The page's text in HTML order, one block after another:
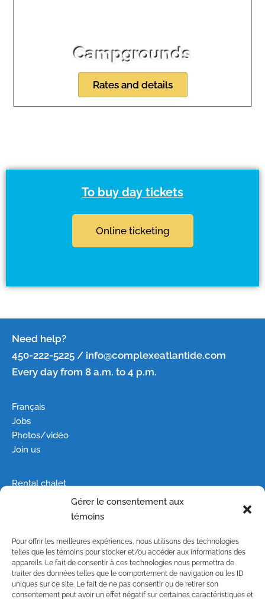
Gérer le consentement aux
témoins
Pour offrir les meilleures expériences, nous utilisons des technologies
telles que les témoins pour stocker et/ou accéder aux informations des
appareils. Le fait de consentir à ces technologies nous permettra de
traiter des données telles que le comportement de navigation ou les ID
uniques sur ce site. Le fait de ne pas consentir ou de retirer son
consentement peut avoir un effet négatif sur certaines caractéristiques et
Campgrounds
Rates and details
To buy day tickets
Online ticketing
Need help?
450-222-5225 / info@complexeatlantide.com
Every day from 8 a.m. to 4 p.m.
Français
Jobs
Photos/vidéo
Join us
Rental chalet
Site plan
Haunted house
Waterpark